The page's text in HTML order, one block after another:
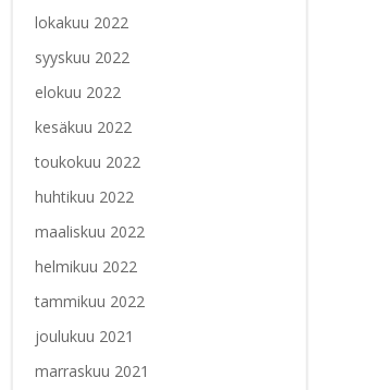
lokakuu 2022
syyskuu 2022
elokuu 2022
kesäkuu 2022
toukokuu 2022
huhtikuu 2022
maaliskuu 2022
helmikuu 2022
tammikuu 2022
joulukuu 2021
marraskuu 2021